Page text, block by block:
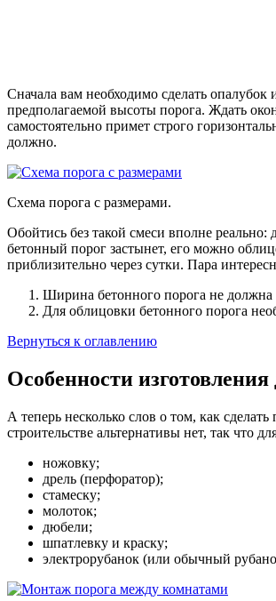
Сначала вам необходимо сделать
предполагаемой высоты порога. Ждать
самостоятельно примет строго
должно.
Схема порога с размерами.
Обойтись без такой смеси вполне
бетонный порог застынет, его можно
приблизительно через сутки. Пара
Ширина бетонного порога не должна
Для облицовки бетонного порога
Вернуться к оглавлению
Особенности изготовления
А теперь несколько слов о том, как
строительстве альтернативы нет, так что
ножовку;
дрель (перфоратор);
стамеску;
молоток;
дюбели;
шпатлевку и краску;
электрорубанок (или обычный